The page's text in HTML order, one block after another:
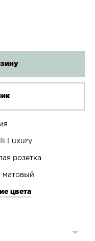
Luxury
розетка
матовый
цвета